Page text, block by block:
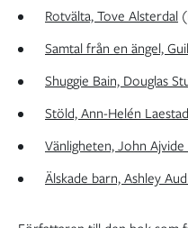
Rotvälta, Tove Alsterdal
Samtal från en ängel,
Shuggie Bain, Douglas
Stöld, Ann-Helén
Vänligheten, John
Älskade barn, Ashley